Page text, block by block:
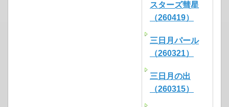
スターズ彗星
（260419）
三日月パール
（260321）
三日月の出
（260315）